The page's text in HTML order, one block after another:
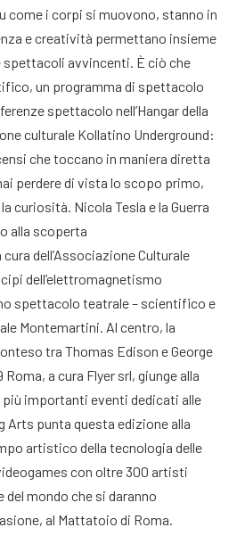
come i corpi si muovono, stanno in
e creatività permettano insieme
spettacoli avvincenti. È ciò che
un programma di spettacolo
spettacolo nell’Hangar della
culturale Kollatino Underground:
che toccano in maniera diretta
perdere di vista lo scopo primo,
curiosità. Nicola Tesla e la Guerra
alla scoperta
dell’Associazione Culturale
dell’elettromagnetismo
spettacolo teatrale – scientifico e
Montemartini. Al centro, la
tra Thomas Edison e George
a cura Flyer srl, giunge alla
più importanti eventi dedicati alle
Arts punta questa edizione alla
artistico della tecnologia delle
con oltre 300 artisti
mondo che si daranno
al Mattatoio di Roma.